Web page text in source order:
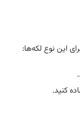
این نوع لکه‌ها:
کنید.